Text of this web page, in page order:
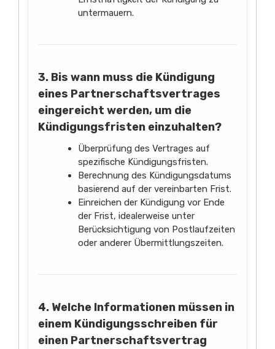
untermauern.
3. Bis wann muss die Kündigung
eines Partnerschaftsvertrages
eingereicht werden, um die
Kündigungsfristen einzuhalten?
Überprüfung des Vertrages auf
spezifische Kündigungsfristen.
Berechnung des Kündigungsdatums
basierend auf der vereinbarten Frist.
Einreichen der Kündigung vor Ende
der Frist, idealerweise unter
Berücksichtigung von Postlaufzeiten
oder anderer Übermittlungszeiten.
4. Welche Informationen müssen in
einem Kündigungsschreiben für
einen Partnerschaftsvertrag